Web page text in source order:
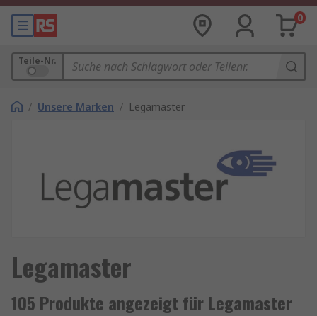
0
Teile-Nr.
/ Unsere Marken / Legamaster
Legamaster
105 Produkte angezeigt für Legamaster